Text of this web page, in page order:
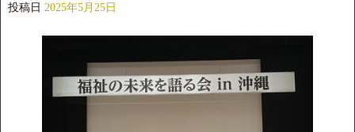
投稿日 2025年5月25日